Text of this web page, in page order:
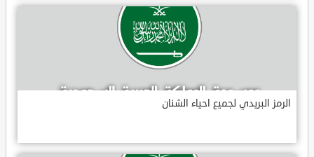
الرمز البريدي لجميع احياء الشنان